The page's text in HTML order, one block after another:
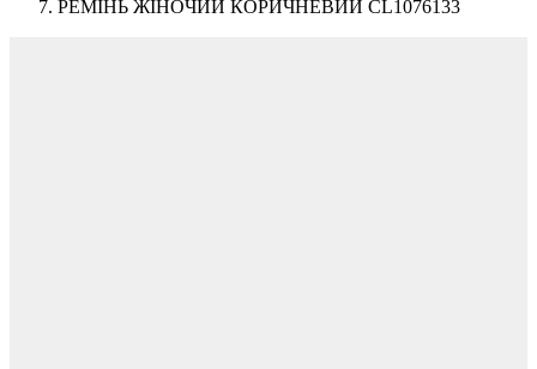
РЕМІНЬ ЖІНОЧИЙ КОРИЧНЕВИЙ CL1076133